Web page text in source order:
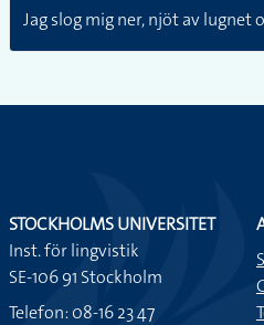
Jag slog mig ner, njöt av lugnet
STOCKHOLMS UNIVERSITET
Inst. för lingvistik
SE-106 91 Stockholm
Telefon: 08-16 23 47